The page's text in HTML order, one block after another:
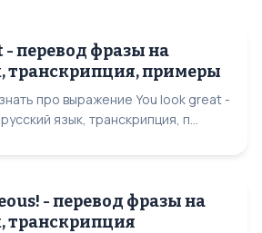
- перевод фразы на
транскрипция, примеры
про выражение You look great -
язык, транскрипция, п...
- перевод фразы на
транскрипция